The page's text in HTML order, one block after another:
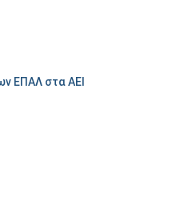
ΕΠΑΛ στα ΑΕΙ